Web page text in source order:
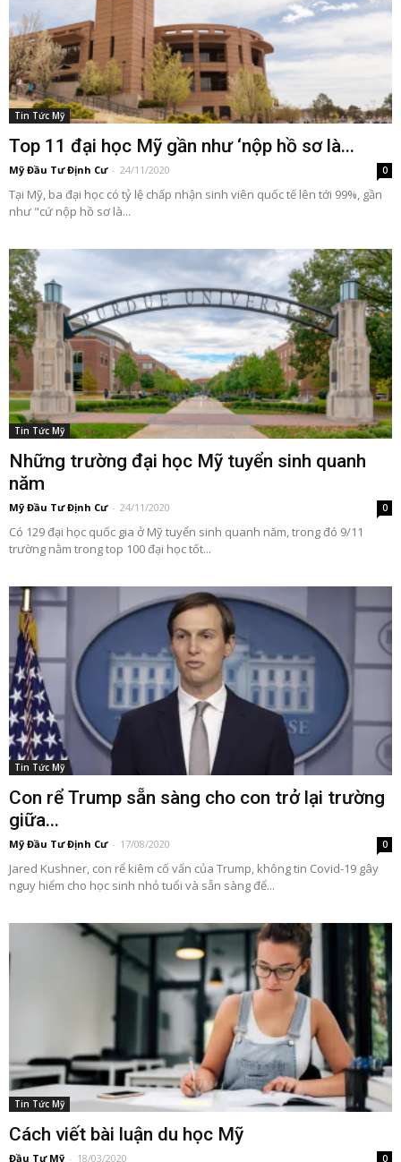
Tin Tức Mỹ
Top 11 đại học Mỹ gần như ‘nộp hồ sơ là...
Mỹ Đầu Tư Định Cư - 24/11/2020 0
Tại Mỹ, ba đại học có tỷ lệ chấp nhận sinh viên quốc tế lên tới 99%, gần
như "cứ nộp hồ sơ là...
Tin Tức Mỹ
Những trường đại học Mỹ tuyển sinh quanh
năm
Mỹ Đầu Tư Định Cư - 24/11/2020 0
Có 129 đại học quốc gia ở Mỹ tuyển sinh quanh năm, trong đó 9/11
trường nằm trong top 100 đại học tốt...
Tin Tức Mỹ
Con rể Trump sẵn sàng cho con trở lại trường
giữa...
Mỹ Đầu Tư Định Cư - 17/08/2020 0
Jared Kushner, con rể kiêm cố vấn của Trump, không tin Covid-19 gây
nguy hiểm cho học sinh nhỏ tuổi và sẵn sàng để...
Tin Tức Mỹ
Cách viết bài luận du học Mỹ
Đầu Tư Mỹ - 18/03/2020 0